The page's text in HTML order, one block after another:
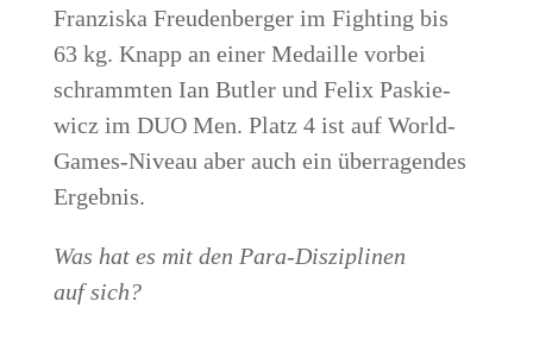
Fran­zis­ka Freu­den­ber­ger im Fight­ing bis
63 kg. Knapp an einer Medail­le vor­bei
schramm­ten Ian But­ler und Felix Pas­kie­
wicz im DUO Men. Platz 4 ist auf World-
Games-Niveau aber auch ein über­ra­gen­des
Ergebnis.
Was hat es mit den Para-Dis­zi­pli­nen
auf sich?